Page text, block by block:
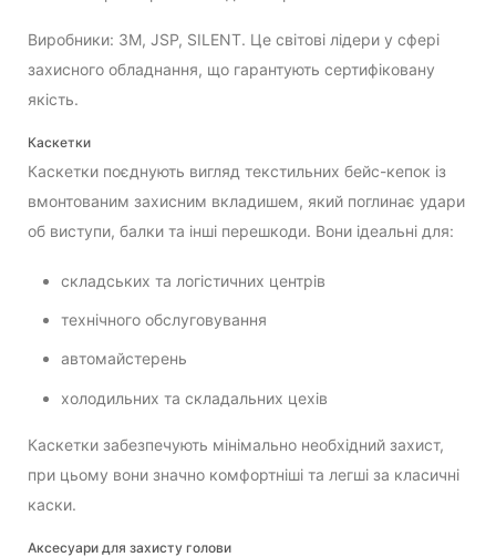
Виробники: 3M, JSP, SILENT. Це світові лідери у сфері
захисного обладнання, що гарантують сертифіковану
якість.
Каскетки
Каскетки поєднують вигляд текстильних бейс-кепок із
вмонтованим захисним вкладишем, який поглинає удари
об виступи, балки та інші перешкоди. Вони ідеальні для:
складських та логістичних центрів
технічного обслуговування
автомайстерень
холодильних та складальних цехів
Каскетки забезпечують мінімально необхідний захист,
при цьому вони значно комфортніші та легші за класичні
каски.
Аксесуари для захисту голови